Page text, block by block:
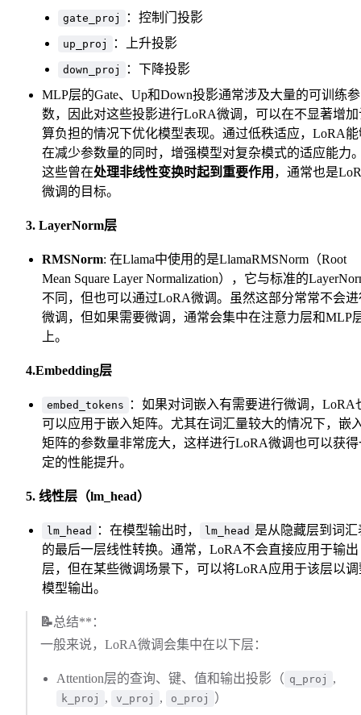
gate_proj ：控制门投影
up_proj ：上升投影
down_proj
：下降投影
MLP层的Gate、Up和Down投影通常涉及大量的可训练参
数，因此对这些投影进行LoRA微调，可以在不显著增加
算负担的情况下优化模型表现。通过低秩适应，LoRA能
在减少参数量的同时，增强模型对复杂模式的适应能力
这些曾在处理非线性变换时起到重要作用 ，通常也是
微调的目标。
3. LayerNorm层
RMSNorm: 在Llama中使用的是LlamaRMSNorm（Root
Mean Square Layer Normalization），它与标准的
不同，但也可以通过LoRA微调。虽然这部分常常不会进
微调，但如果需要微调，通常会集中在注意力层和MLP
上。
4.Embedding层
embed_tokens
：如果对词嵌入有需要进行微调，LoRA
可以应用于嵌入矩阵。尤其在词汇量较大的情况下，嵌
矩阵的参数量非常庞大，这样进行LoRA微调也可以获得
定的性能提升。
5. 线性层（lm_head）
lm_head ：在模型输出时， lm_head 是从隐藏层到词汇
的最后一层线性转换。通常，LoRA不会直接应用于输出
层，但在某些微调场景下，可以将LoRA应用于该层以调
模型输出。
📝总结**：
一般来说，LoRA微调会集中在以下层：
Attention层的查询、键、值和输出投影（ q_proj ,
k_proj , v_proj , o_proj ）